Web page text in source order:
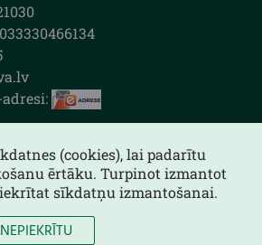
(cookies), lai padarītu
ērtāku. Turpinot izmantot
sīkdatņu izmantošanai.
NEPIEKRĪTU